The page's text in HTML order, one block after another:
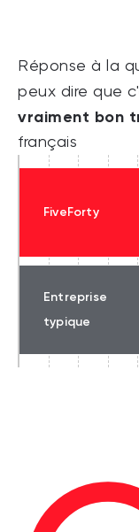
Réponse à la
peux dire que
vraiment bon
français
FiveForty
Entreprise
typique